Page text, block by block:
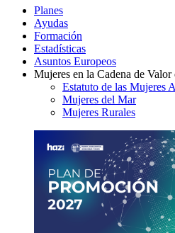
Planes
Ayudas
Formación
Estadísticas
Asuntos Europeos
Mujeres en la Cadena de
Estatuto de las Mujeres
Mujeres del Mar
Mujeres Rurales